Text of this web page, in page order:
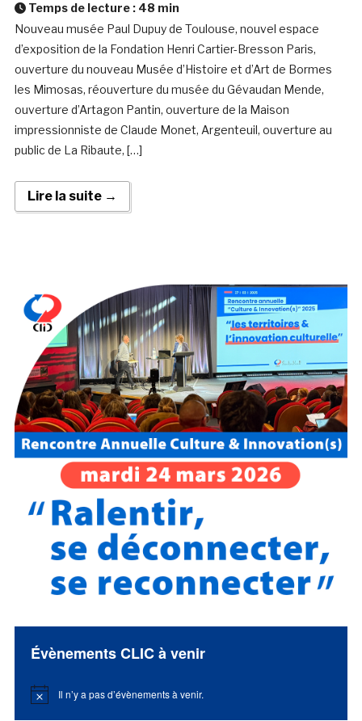
Temps de lecture : 48 min
Nouveau musée Paul Dupuy de Toulouse, nouvel espace
d’exposition de la Fondation Henri Cartier-Bresson Paris,
ouverture du nouveau Musée d’Histoire et d’Art de Bormes
les Mimosas, réouverture du musée du Gévaudan Mende,
ouverture d’Artagon Pantin, ouverture de la Maison
impressionniste de Claude Monet, Argenteuil, ouverture au
public de La Ribaute, […]
Lire la suite →
Évènements CLIC à venir
Notice Il n’y a pas d’évènements à venir.